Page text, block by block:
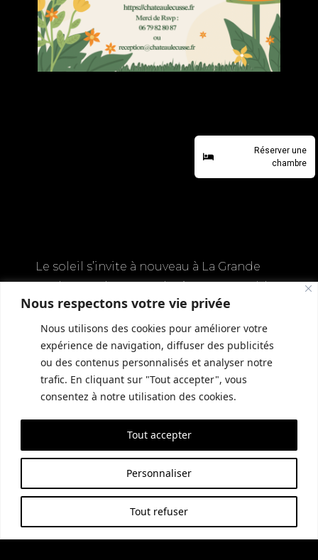
Nous respectons votre vie privée
Nous utilisons des cookies pour améliorer votre
expérience de navigation, diffuser des publicités
ou des contenus personnalisés et analyser notre
trafic. En cliquant sur "Tout accepter", vous
consentez à notre utilisation des cookies.
Personnaliser
Tout refuser
Tout accepter
Réserver une
chambre
Le soleil s’invite à nouveau à La Grande
soirées grillades , tous les mercredis à
partir de 19h30 !
Ambiance conviviale, grillades
savoureuses préparées sur place, et
coucher de soleil en toile de fond.
Tous les ingrédients sont réunis pour
passer un moment chaleureux entre amis
ou en famille.
Que vous soyez amateur de viande, de
poisson ou de légumes grillés, il y en aura
pour tous les goûts !